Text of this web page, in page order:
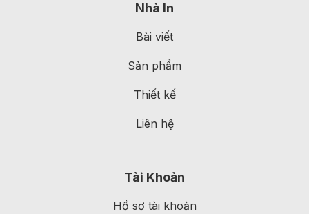
Nhà In
Bài viết
Sản phẩm
Thiết kế
Liên hệ
Tài Khoản
Hồ sơ tài khoản